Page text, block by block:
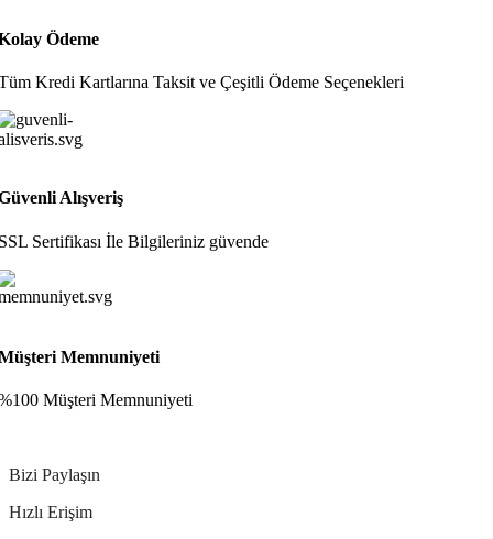
Ödeme
Kredi Kartlarına Taksit ve Çeşitli Ödeme Seçenekleri
Alışveriş
Sertifikası İle Bilgileriniz güvende
Memnuniyeti
Müşteri Memnuniyeti
Bizi Paylaşın
Hızlı Erişim